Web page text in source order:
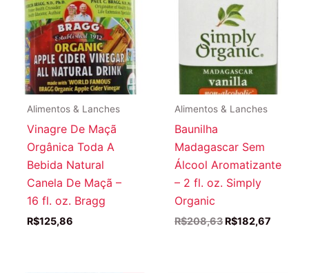
Alimentos & Lanches
Vinagre De Maçã
Orgânica Toda A
Bebida Natural
Canela De Maçã –
16 fl. oz. Bragg
R$125,86
Alimentos & Lanches
Baunilha
Madagascar Sem
Álcool Aromatizante
– 2 fl. oz. Simply
Organic
R$208,63 O
R$182,67